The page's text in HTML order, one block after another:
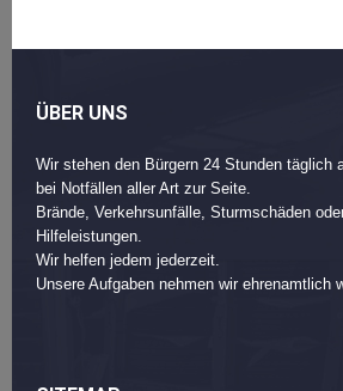
ÜBER UNS
Wir stehen den Bürgern 24 Stunden täglich
bei Notfällen aller Art zur Seite.
Brände, Verkehrsunfälle, Sturmschäden
Hilfeleistungen.
Wir helfen jedem jederzeit.
Unsere Aufgaben nehmen wir ehrenamtlich